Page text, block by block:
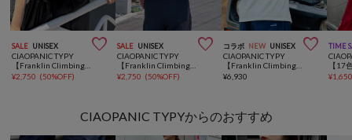
SALE UNISEX 
CIAOPANIC TYPY
【Franklin Climbing】グラフィックバックロゴ半袖Tee
¥2,750 (50%OFF)
SALE UNISEX 
CIAOPANIC TYPY
【Franklin Climbing】バックロゴ半袖Tee
¥2,750 (50%OFF)
コラボ NEW UNISEX 
CIAOPANIC TYPY
【Franklin Climbing×JIMNY】ジムニーコレクションTee
¥6,930
TIME
¥
CIAOPANIC TYPYからのおすすめ